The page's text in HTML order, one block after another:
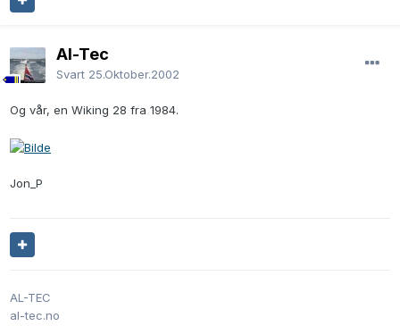
Al-Tec
Svart 25.Oktober.2002
Og vår, en Wiking 28 fra 1984.
Jon_P
AL-TEC
al-tec.no